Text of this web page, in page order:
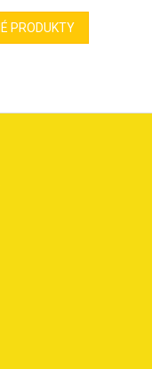
PRODUKTY